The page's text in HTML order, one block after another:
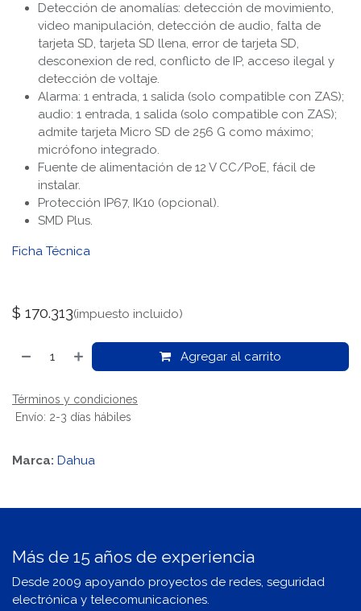
Detección de anomalías: detección de movimiento,
video manipulación, detección de audio, falta de
tarjeta SD, tarjeta SD llena, error de tarjeta SD,
desconexion de red, conflicto de IP, acceso ilegal y
detección de voltaje.
Alarma: 1 entrada, 1 salida (solo compatible con ZAS);
audio: 1 entrada, 1 salida (solo compatible con ZAS);
admite tarjeta Micro SD de 256 G como máximo;
micrófono integrado.
Fuente de alimentación de 12 V CC/PoE, fácil de
instalar.
Protección IP67, IK10 (opcional).
SMD Plus.
Ficha Técnica
$ 170.313(impuesto incluido)
Agregar al carrito
Términos y condiciones
Envío: 2-3 días hábiles
Marca: Dahua
Más de 15 años de experiencia
Desde 2009 apoyando proyectos de redes, seguridad
electrónica y telecomunicaciones.